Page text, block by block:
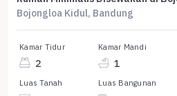
Bojongloa Kidul, Bandung
Kamar Tidur
2
Kamar Mandi
1
Luas Tanah Luas Bangunan